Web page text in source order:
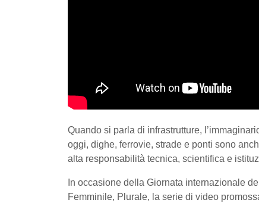
Quando si parla di infrastrutture,
oggi, dighe, ferrovie, strade e ponti sono
alta responsabilità tecnica, scientifica e
In occasione della Giornata internazionale
Femminile, Plurale, la serie di video